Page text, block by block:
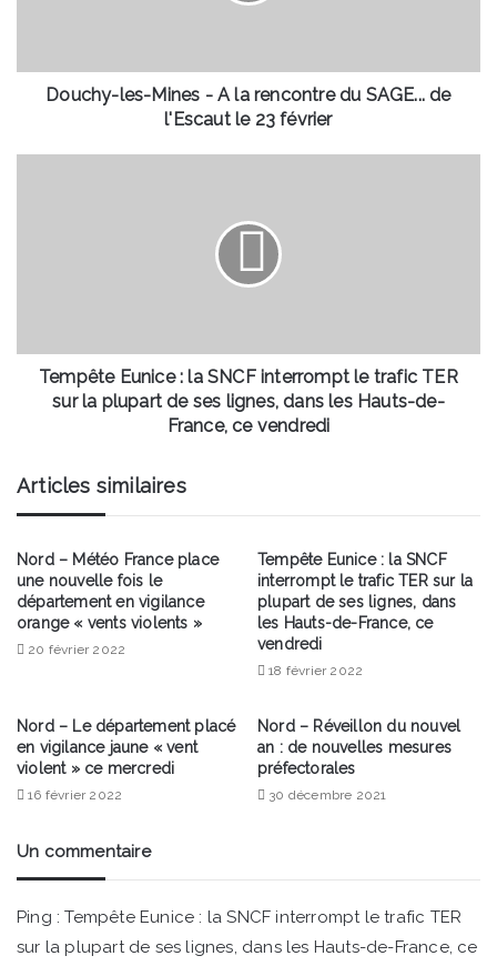
SAGE...
Douchy-les-Mines - A la rencontre du SAGE... de
l'Escaut le 23 février
TER
lignes,
dans
Hauts-
de-
France,
ce
vendredi
Tempête Eunice : la SNCF interrompt le trafic TER
sur la plupart de ses lignes, dans les Hauts-de-
France, ce vendredi
Articles similaires
Nord – Météo France place
une nouvelle fois le
département en vigilance
orange « vents violents »
20 février 2022
Tempête Eunice : la SNCF
interrompt le trafic TER sur la
plupart de ses lignes, dans
les Hauts-de-France, ce
vendredi
18 février 2022
Nord – Le département placé
en vigilance jaune « vent
violent » ce mercredi
16 février 2022
Nord – Réveillon du nouvel
an : de nouvelles mesures
préfectorales
30 décembre 2021
Un commentaire
Ping :Tempête Eunice : la SNCF interrompt le trafic TER
sur la plupart de ses lignes, dans les Hauts-de-France, ce